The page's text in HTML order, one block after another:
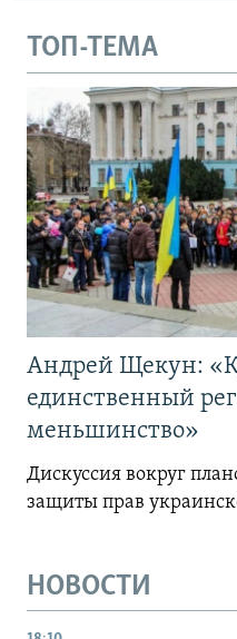
ТОП-ТЕМА
Андрей Щекун:
единственный
меньшинство»
Дискуссия вокруг
защиты прав
НОВОСТИ